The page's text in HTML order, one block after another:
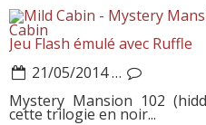
Cabin
Jeu Flash émulé avec Ruffle
21/05/2014…
Mystery Mansion 102
cette trilogie en noir...